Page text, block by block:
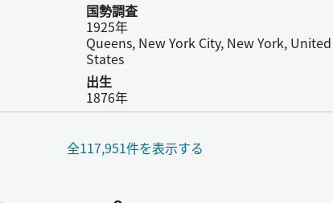
国勢調査
1925年
Queens, New York City, New York, United
States
出生
1876年
全117,951件を表示する